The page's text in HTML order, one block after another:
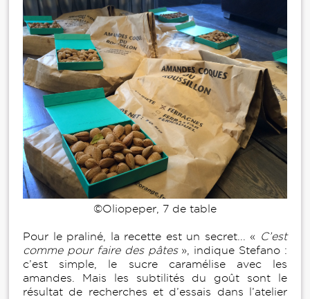
©Oliopeper, 7 de table
Pour le praliné, la recette est un secret... « C’est
comme pour faire des pâtes», indique Stefano :
c’est simple, le sucre caramélise avec les
amandes. Mais les subtilités du goût sont le
résultat de recherches et d’essais dans l’atelier